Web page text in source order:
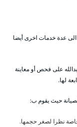
عدة خدمات اخرى أيضا
على فحص أو معاينة
لها.
حيث يقوم ب:
نظرا لصغر حجمها.